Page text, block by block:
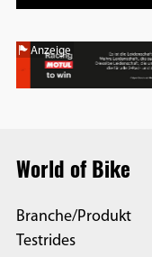
Anzeige
World of Bike
Branche/Produkt
Testrides